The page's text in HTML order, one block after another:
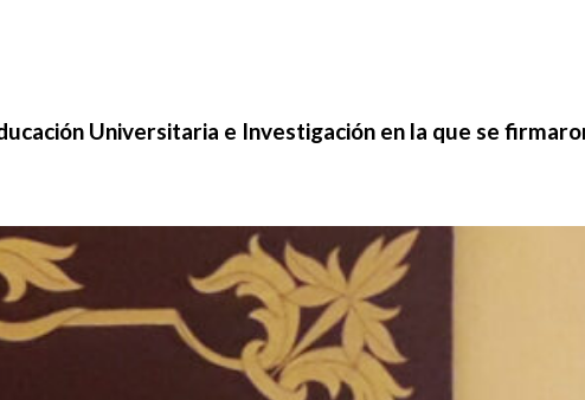
Universitaria e Investigación en la que se